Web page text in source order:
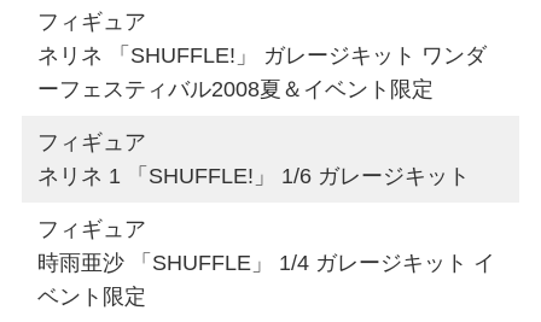
フィギュア
ネリネ 「SHUFFLE!」 ガレージキット ワンダ
ーフェスティバル2008夏＆イベント限定
フィギュア
ネリネ 1 「SHUFFLE!」 1/6 ガレージキット
フィギュア
時雨亜沙 「SHUFFLE」 1/4 ガレージキット イ
ベント限定